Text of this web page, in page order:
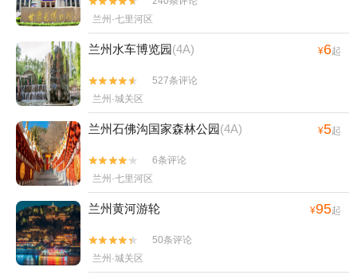
兰州·七里河区
兰州水车博览园(4A) ¥6起


527条评论
兰州·城关区
兰州石佛沟国家森林公园(4A) ¥5起


6条评论
兰州·七里河区
兰州黄河游轮 ¥95起


50条评论
兰州·城关区